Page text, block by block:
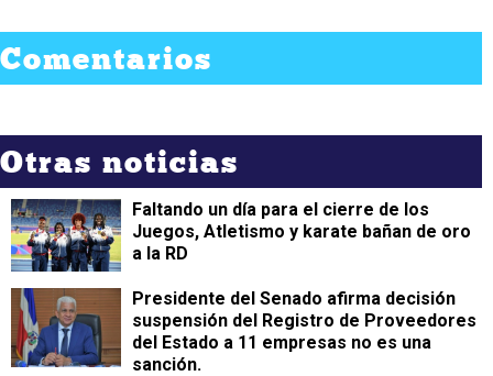
Comentarios
Otras noticias
Faltando un día para el cierre de los
Juegos, Atletismo y karate bañan de oro
a la RD
Presidente del Senado afirma decisión
suspensión del Registro de Proveedores
del Estado a 11 empresas no es una
sanción.